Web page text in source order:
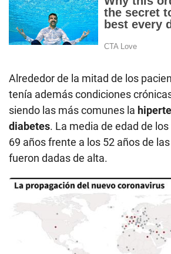
Alrededor de la mitad de los
tenía además condiciones
siendo las más comunes la
diabetes. La media de edad de
69 años frente a los 52 años de
fueron dadas de alta.